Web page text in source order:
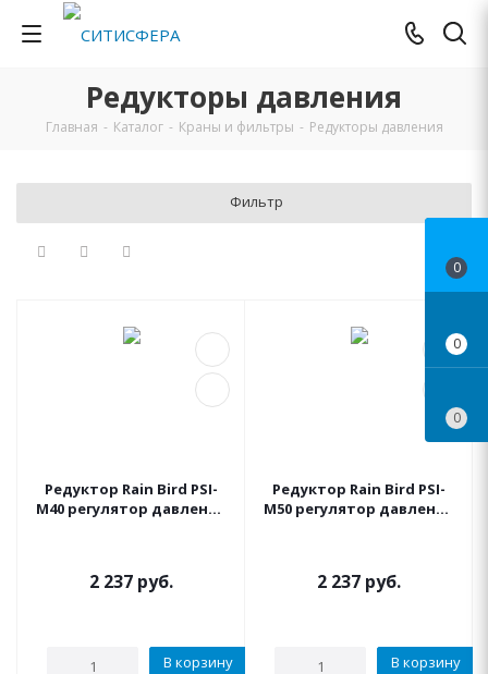
Редукторы давления
Главная - Каталог - Краны и фильтры - Редукторы давления
Фильтр
Редуктор Rain Bird PSI-
M40 регулятор давления
2 237 руб.
В корзину
Редуктор Rain Bird PSI-
M50 регулятор давления
2 237 руб.
В корзину
0
0
0